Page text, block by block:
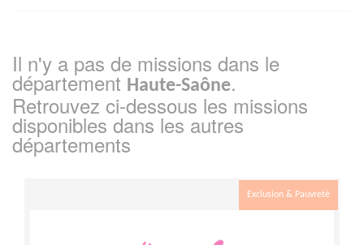
Il n'y a pas de missions dans le
département Haute-Saône.
Retrouvez ci-dessous les missions
disponibles dans les autres
départements
Exclusion & Pauvreté